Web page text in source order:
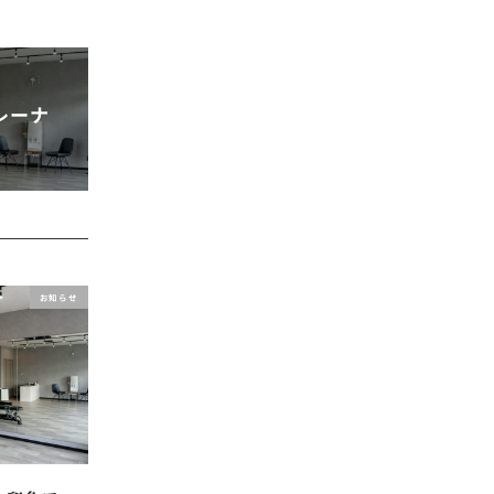
ーナ
お知らせ